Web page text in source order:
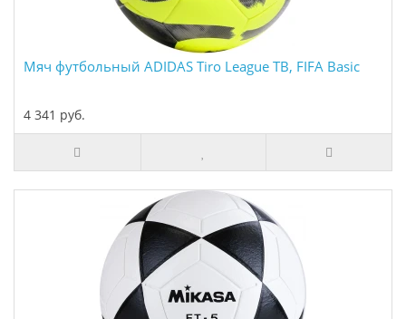
Мяч футбольный ADIDAS Tiro League TB, FIFA Basic
4 341 руб.